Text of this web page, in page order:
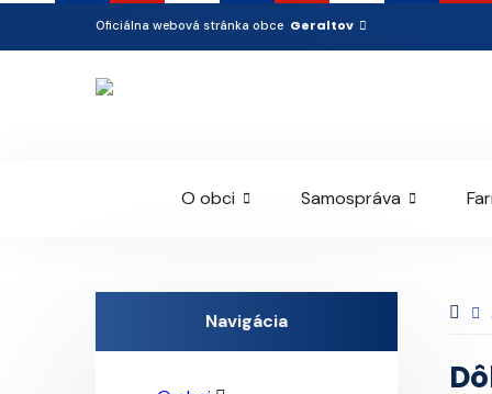
Oficiálna webová stránka obce Geraltov
O obci Samospráva
Navigácia